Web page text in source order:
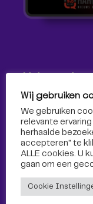
Volg ons!
Volg Omroep
media!
Wij gebruiken
We gebruiken
relevante
herhaalde
accepteren" te
ALLE cookies. U
gaan om een
Cookie